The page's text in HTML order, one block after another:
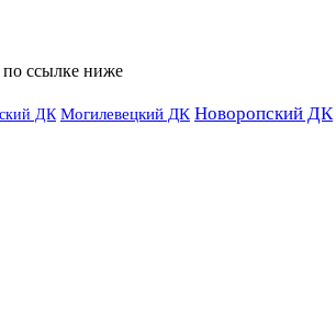
по ссылке ниже
ДК Могилевецкий ДК Новоропский ДК